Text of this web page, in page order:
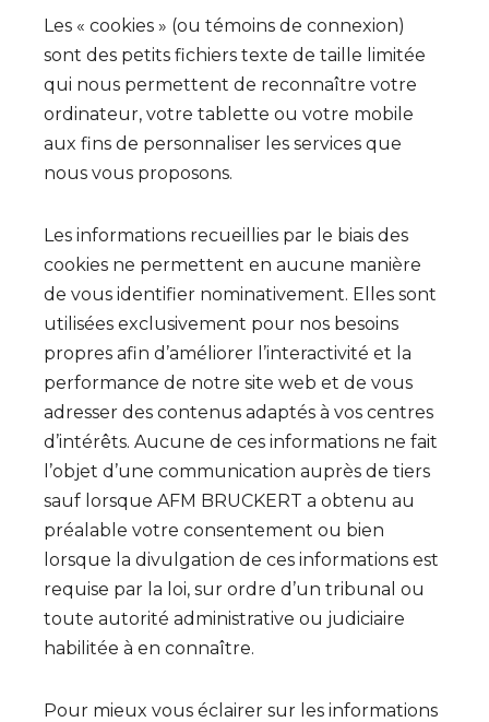
Les « cookies » (ou témoins de connexion)
sont des petits fichiers texte de taille limitée
qui nous permettent de reconnaître votre
ordinateur, votre tablette ou votre mobile
aux fins de personnaliser les services que
nous vous proposons.
Les informations recueillies par le biais des
cookies ne permettent en aucune manière
de vous identifier nominativement. Elles sont
utilisées exclusivement pour nos besoins
propres afin d’améliorer l’interactivité et la
performance de notre site web et de vous
adresser des contenus adaptés à vos centres
d’intérêts. Aucune de ces informations ne fait
l’objet d’une communication auprès de tiers
sauf lorsque AFM BRUCKERT a obtenu au
préalable votre consentement ou bien
lorsque la divulgation de ces informations est
requise par la loi, sur ordre d’un tribunal ou
toute autorité administrative ou judiciaire
habilitée à en connaître.
Pour mieux vous éclairer sur les informations